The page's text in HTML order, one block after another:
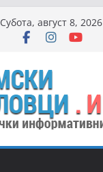
Субота, август 8, 2026